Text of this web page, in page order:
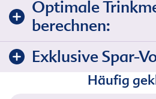
Optimale
berechnen:
Exklusive Spar-
Häufig